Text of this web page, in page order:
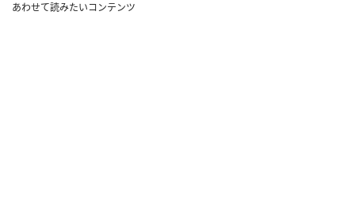
あわせて読みたいコンテンツ